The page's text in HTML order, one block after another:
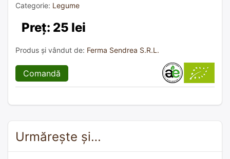
Categorie: Legume
Preț: 25 lei
Produs și vândut de: Ferma Sendrea S.R.L.
Comandă
Urmărește și…